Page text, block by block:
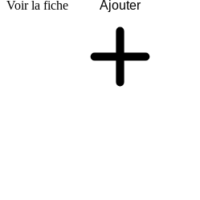
Voir la fiche Ajouter